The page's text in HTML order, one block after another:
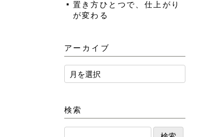
置き方ひとつで、仕上がり
が変わる
アーカイブ
検索